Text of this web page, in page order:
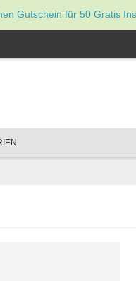
Gutschein für 50 Gratis